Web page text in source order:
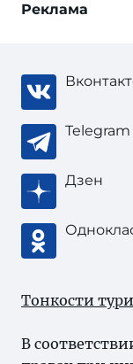
Реклама
Telegram
Дзен
Тонкости
В